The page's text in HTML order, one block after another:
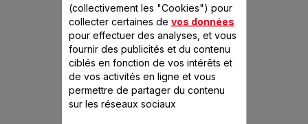
CONÇU POUR 1
PRODUIT(S)
(collectivement les "Cookies") pour
collecter certaines de vos données
pour effectuer des analyses, et vous
fournir des publicités et du contenu
ciblés en fonction de vos intérêts et
de vos activités en ligne et vous
permettre de partager du contenu
sur les réseaux sociaux